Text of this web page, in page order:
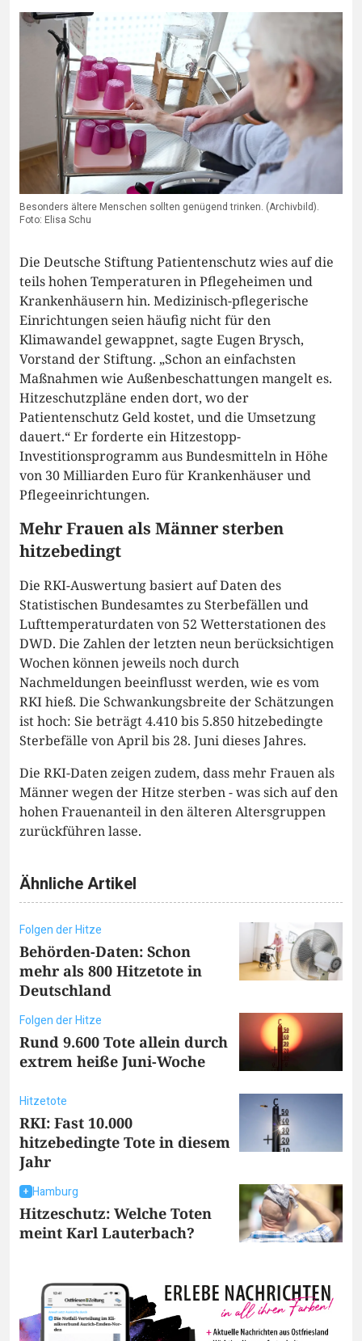
Besonders ältere Menschen sollten genügend trinken. (Archivbild).
Foto: Elisa Schu
Die Deutsche Stiftung Patientenschutz wies auf die
teils hohen Temperaturen in Pflegeheimen und
Krankenhäusern hin. Medizinisch-pflegerische
Einrichtungen seien häufig nicht für den
Klimawandel gewappnet, sagte Eugen Brysch,
Vorstand der Stiftung. „Schon an einfachsten
Maßnahmen wie Außenbeschattungen mangelt es.
Hitzeschutzpläne enden dort, wo der
Patientenschutz Geld kostet, und die Umsetzung
dauert.“ Er forderte ein Hitzestopp-
Investitionsprogramm aus Bundesmitteln in Höhe
von 30 Milliarden Euro für Krankenhäuser und
Pflegeeinrichtungen.
Mehr Frauen als Männer sterben
hitzebedingt
Die RKI-Auswertung basiert auf Daten des
Statistischen Bundesamtes zu Sterbefällen und
Lufttemperaturdaten von 52 Wetterstationen des
DWD. Die Zahlen der letzten neun berücksichtigen
Wochen können jeweils noch durch
Nachmeldungen beeinflusst werden, wie es vom
RKI hieß. Die Schwankungsbreite der Schätzungen
ist hoch: Sie beträgt 4.410 bis 5.850 hitzebedingte
Sterbefälle von April bis 28. Juni dieses Jahres.
Die RKI-Daten zeigen zudem, dass mehr Frauen als
Männer wegen der Hitze sterben - was sich auf den
hohen Frauenanteil in den älteren Altersgruppen
zurückführen lasse.
Ähnliche Artikel
Folgen der Hitze
Behörden-Daten: Schon
mehr als 800 Hitzetote in
Deutschland
Folgen der Hitze
Rund 9.600 Tote allein durch
extrem heiße Juni-Woche
Hitzetote
RKI: Fast 10.000
hitzebedingte Tote in diesem
Jahr
Hamburg
Hitzeschutz: Welche Toten
meint Karl Lauterbach?